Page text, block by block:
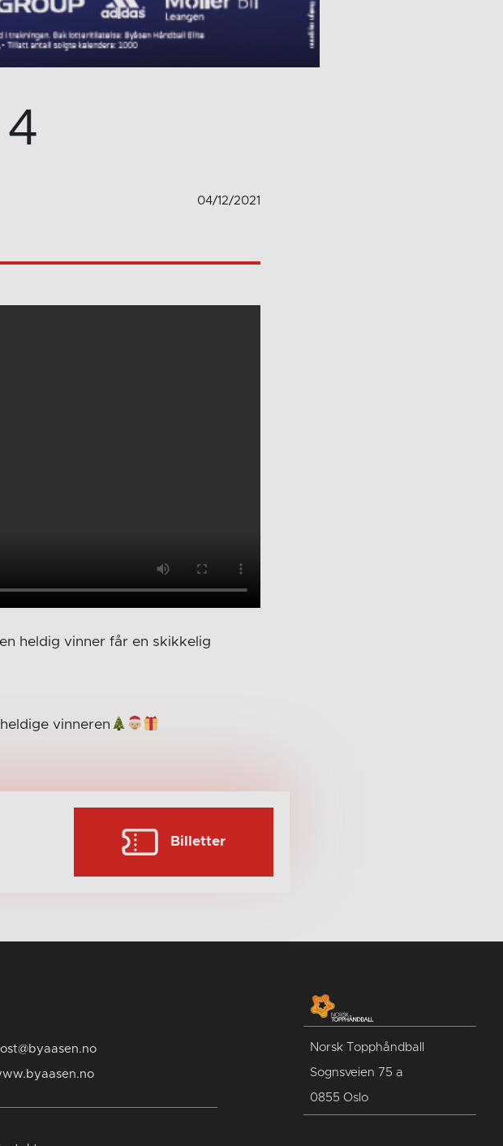
04/12/2021
heldig vinner får en skikkelig
vinneren
Billetter
Norsk Topphåndball
Sognsveien 75 a
0855 Oslo